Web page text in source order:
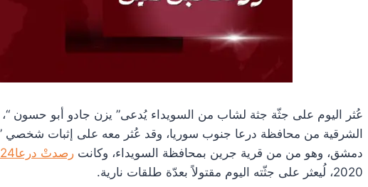
عُثر اليوم على جثّة جثة لشاب من السويداء يُدعى” يزن جادو أبو حسون
الشرقية من محافظة درعا جنوب سوريا، وقد عُثر معه على إثبات
دمشق، وهو من من قرية جرين بمحافظة السويداء، وكانت رصدتْ درعا24 اختفاء
2020، لُيعثر على جثّته اليوم مقتولاً بعدّة طلقات نارية.